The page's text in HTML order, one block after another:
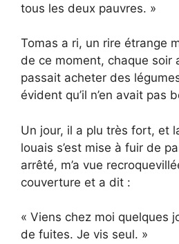
tous les deux pauvres. »
Tomas a ri, un rire étrange
de ce moment, chaque soir
passait acheter des
évident qu’il n’en avait pas
Un jour, il a plu très fort, et
louais s’est mise à fuir de
arrêté, m’a vue
couverture et a dit :
« Viens chez moi quelques
de fuites. Je vis seul. »